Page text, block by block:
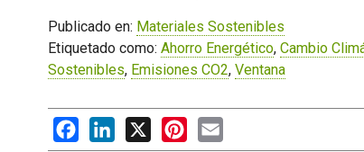
Publicado en: Materiales Sostenibles
Etiquetado como: Ahorro Energético, Cambio
Sostenibles, Emisiones CO2, Ventana
FacebookLinkedIn
X PinterestEmail